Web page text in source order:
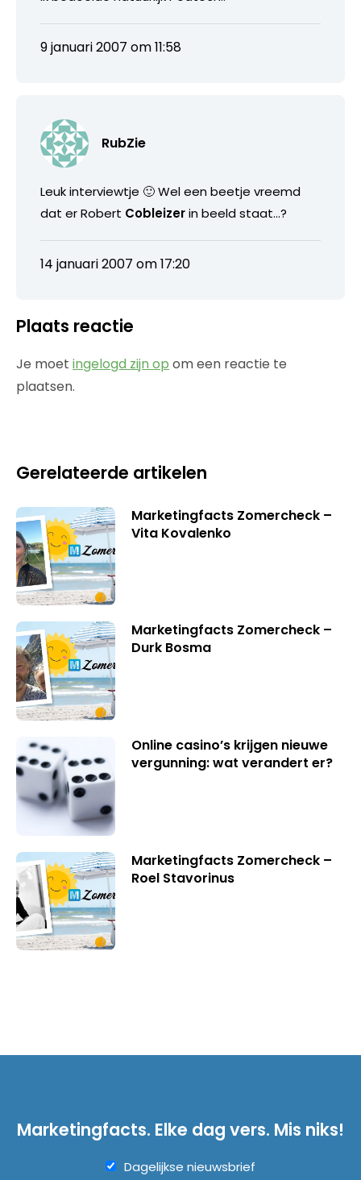
9 januari 2007 om 11:58
RubZie
Leuk interviewtje 🙂 Wel een beetje vreemd
dat er Robert Cobleizerin beeld staat…?
14 januari 2007 om 17:20
Plaats reactie
Je moet ingelogd zijn op om een reactie te
plaatsen.
Gerelateerde artikelen
Marketingfacts Zomercheck –
Vita Kovalenko
Marketingfacts Zomercheck –
Durk Bosma
Online casino’s krijgen nieuwe
vergunning: wat verandert er?
Marketingfacts Zomercheck –
Roel Stavorinus
Marketingfacts. Elke dag vers. Mis niks!
Dagelijkse nieuwsbrief